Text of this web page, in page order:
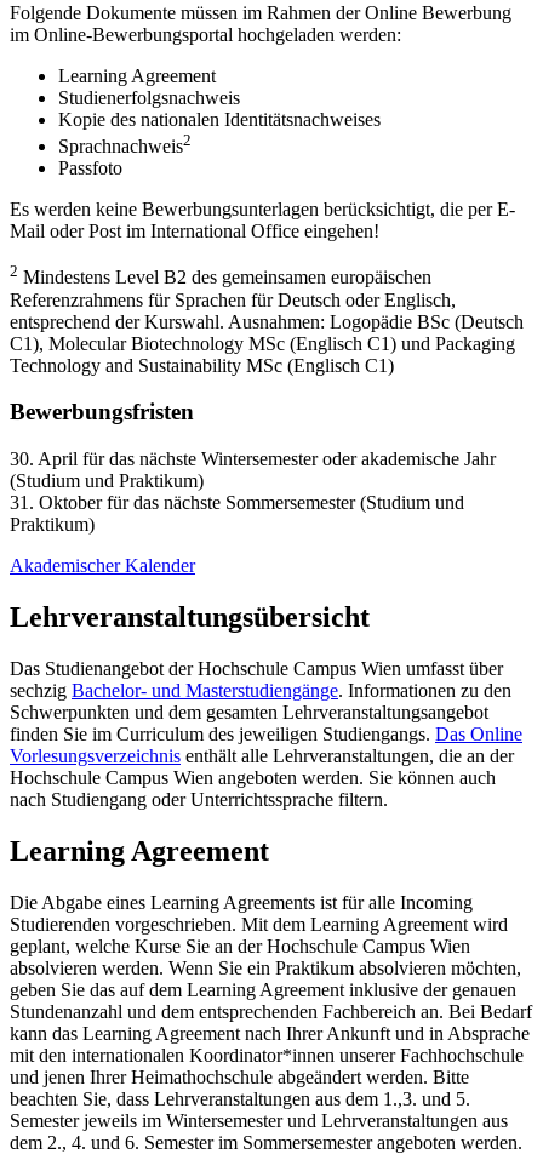
Folgende Dokumente müssen im Rahmen der Online Bewerbung
im Online-Bewerbungsportal hochgeladen werden:
Learning Agreement
Studienerfolgsnachweis
Kopie des nationalen Identitätsnachweises
Sprachnachweis2
Passfoto
Es werden keine Bewerbungsunterlagen berücksichtigt, die per E-
Mail oder Post im International Office eingehen!
2 Mindestens Level B2 des gemeinsamen europäischen
Referenzrahmens für Sprachen für Deutsch oder Englisch,
entsprechend der Kurswahl. Ausnahmen: Logopädie BSc (Deutsch
C1), Molecular Biotechnology MSc (Englisch C1) und Packaging
Technology and Sustainability MSc (Englisch C1)
Bewerbungsfristen
30. April für das nächste Wintersemester oder akademische Jahr
(Studium und Praktikum)
31. Oktober für das nächste Sommersemester (Studium und
Praktikum)
Akademischer Kalender
Lehrveranstaltungsübersicht
Das Studienangebot der Hochschule Campus Wien umfasst über
sechzig Bachelor- und Masterstudiengänge. Informationen zu den
Schwerpunkten und dem gesamten Lehrveranstaltungsangebot
finden Sie im Curriculum des jeweiligen Studiengangs. Das Online
Vorlesungsverzeichnis enthält alle Lehrveranstaltungen, die an der
Hochschule Campus Wien angeboten werden. Sie können auch
nach Studiengang oder Unterrichtssprache filtern.
Learning Agreement
Die Abgabe eines Learning Agreements ist für alle Incoming
Studierenden vorgeschrieben. Mit dem Learning Agreement wird
geplant, welche Kurse Sie an der Hochschule Campus Wien
absolvieren werden. Wenn Sie ein Praktikum absolvieren möchten,
geben Sie das auf dem Learning Agreement inklusive der genauen
Stundenanzahl und dem entsprechenden Fachbereich an. Bei Bedarf
kann das Learning Agreement nach Ihrer Ankunft und in Absprache
mit den internationalen Koordinator*innen unserer Fachhochschule
und jenen Ihrer Heimathochschule abgeändert werden. Bitte
beachten Sie, dass Lehrveranstaltungen aus dem 1.,3. und 5.
Semester jeweils im Wintersemester und Lehrveranstaltungen aus
dem 2., 4. und 6. Semester im Sommersemester angeboten werden.